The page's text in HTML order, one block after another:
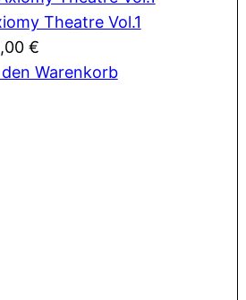
Theatre Vol.1
€
Warenkorb